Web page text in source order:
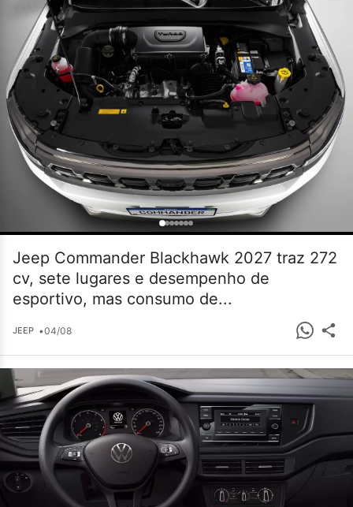
Jeep Commander Blackhawk 2027 traz 272
cv, sete lugares e desempenho de
esportivo, mas consumo de...
JEEP •04/08